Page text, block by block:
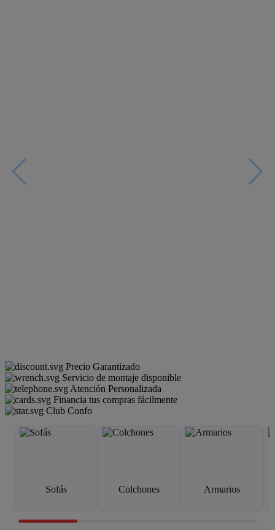
Precio Garantizado
Servicio de montaje disponible
Atención Personalizada
Financia tus compras fácilmente
Club Confo
Sofás Colchones Armarios